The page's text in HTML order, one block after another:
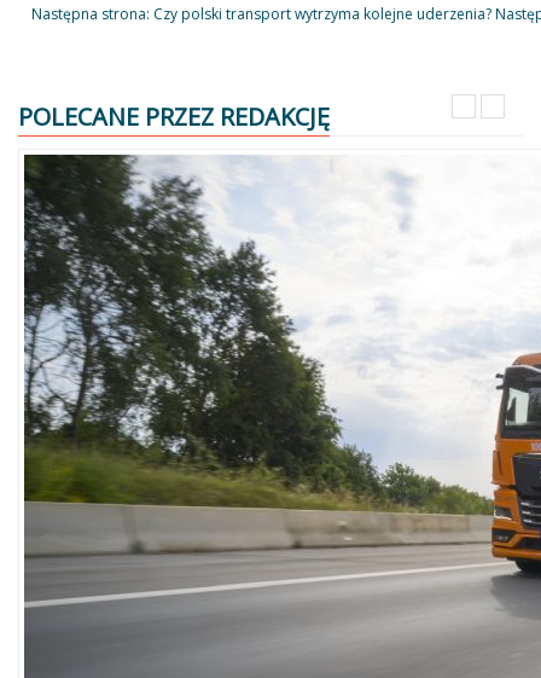
Następna strona: Czy polski transport wytrzyma kolejne uderzenia?
POLECANE PRZEZ REDAKCJĘ